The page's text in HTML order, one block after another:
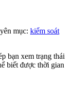
mục: kiểm soát
bạn xem trạng thái
biết được thời gian